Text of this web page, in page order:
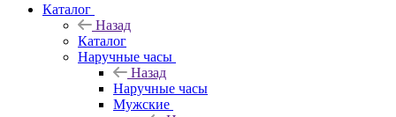
Каталог
Назад
Каталог
Наручные часы
Назад
Наручные часы
Мужские